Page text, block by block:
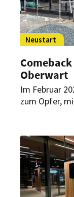
Neustart
Oberwart
Im Februar
zum Opfer,
September.